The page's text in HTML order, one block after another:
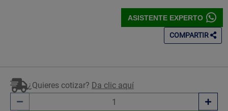
ASISTENTE EXPERTO
COMPARTIR
¿Quieres cotizar? Da clic aquí